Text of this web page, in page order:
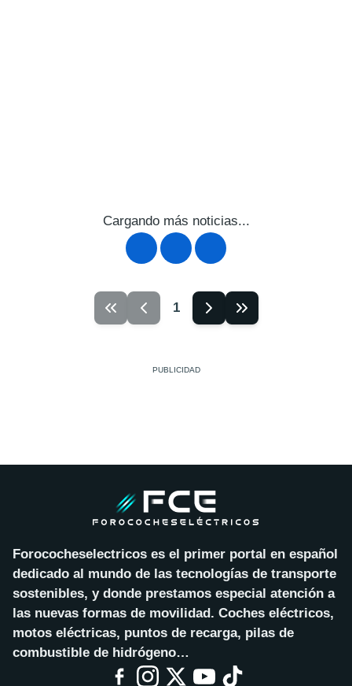
Cargando más noticias...
1
Forococheselectricos es el primer portal en español
dedicado al mundo de las tecnologías de transporte
sostenibles, y donde prestamos especial atención a
las nuevas formas de movilidad. Coches eléctricos,
motos eléctricas, puntos de recarga, pilas de
combustible de hidrógeno…